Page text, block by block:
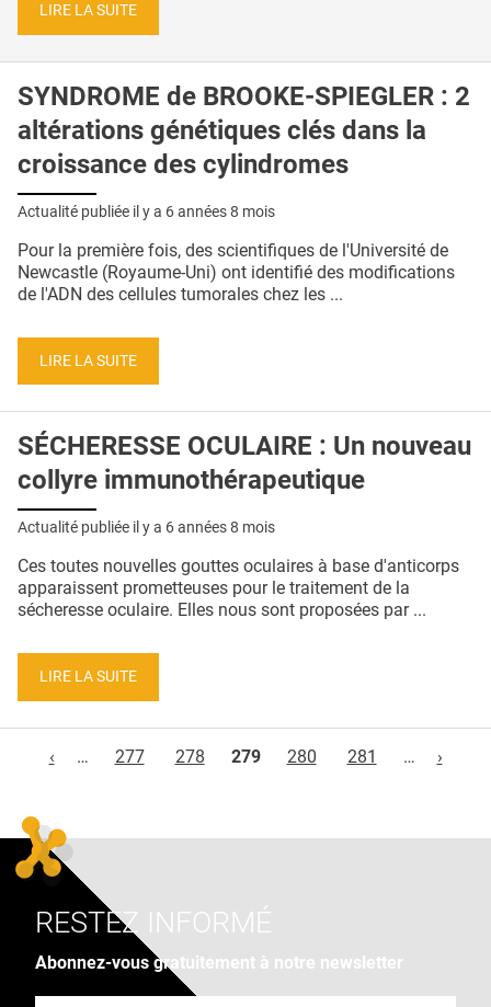
LIRE LA SUITE
SYNDROME de BROOKE-SPIEGLER : 2
altérations génétiques clés dans la
croissance des cylindromes
Actualité publiée il y a 6 années 8 mois
Pour la première fois, des scientifiques de l'Université de
Newcastle (Royaume-Uni) ont identifié des modifications
de l'ADN des cellules tumorales chez les ...
LIRE LA SUITE
SÉCHERESSE OCULAIRE : Un nouveau
collyre immunothérapeutique
Actualité publiée il y a 6 années 8 mois
Ces toutes nouvelles gouttes oculaires à base d'anticorps
apparaissent prometteuses pour le traitement de la
sécheresse oculaire. Elles nous sont proposées par ...
LIRE LA SUITE
‹
… 277 278 279 280 281 … ›
RESTEZ INFORMÉ
Abonnez-vous gratuitement à notre newsletter